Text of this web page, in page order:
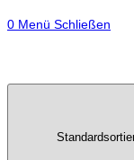
0 Menü Schließen